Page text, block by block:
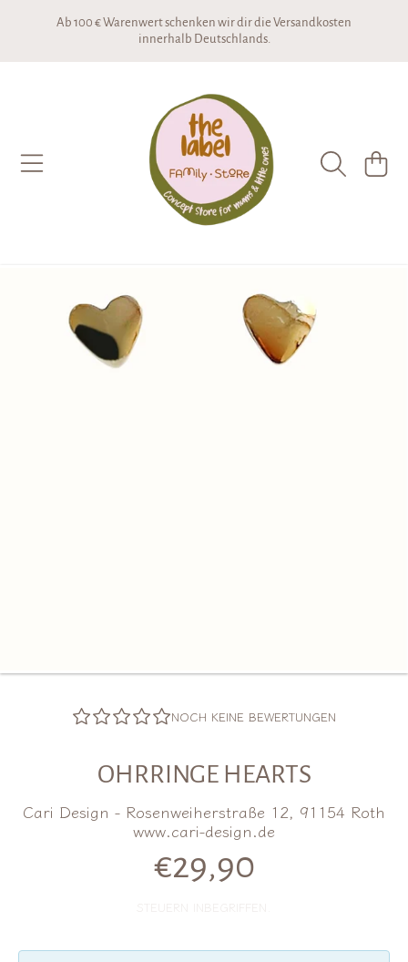
DIREKT ZUM INHALT
Ab 100 € Warenwert schenken wir dir die Versandkosten
innerhalb Deutschlands.
DIREKT ZU DEN PRODUKTINFORMATIONEN
NOCH KEINE BEWERTUNGEN
OHRRINGE HEARTS
Cari Design - Rosenweiherstraße 12, 91154 Roth
www.cari-design.de
Normalpreis
€29,90